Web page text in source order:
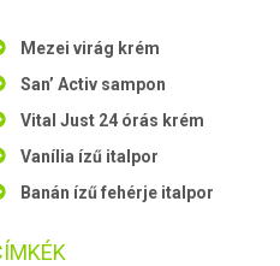
Mezei virág krém
San’ Activ sampon
Vital Just 24 órás krém
Vanília ízű italpor
Banán ízű fehérje italpor